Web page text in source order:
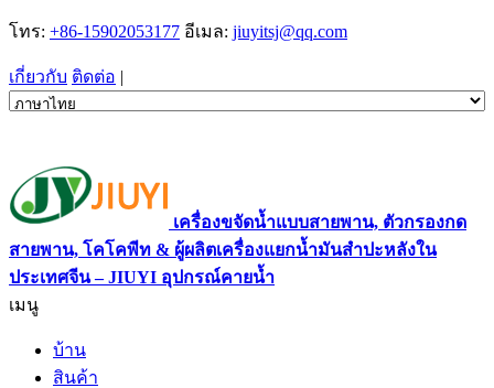
โทร: +86-15902053177 อีเมล: jiuyitsj@qq.com
เกี่ยวกับ ติดต่อ |
เครื่องขจัดน้ำแบบสายพาน, ตัวกรองกด
สายพาน, โคโคพีท & ผู้ผลิตเครื่องแยกน้ำมันสำปะหลังใน
ประเทศจีน – JIUYI อุปกรณ์คายน้ำ
เมนู
บ้าน
สินค้า